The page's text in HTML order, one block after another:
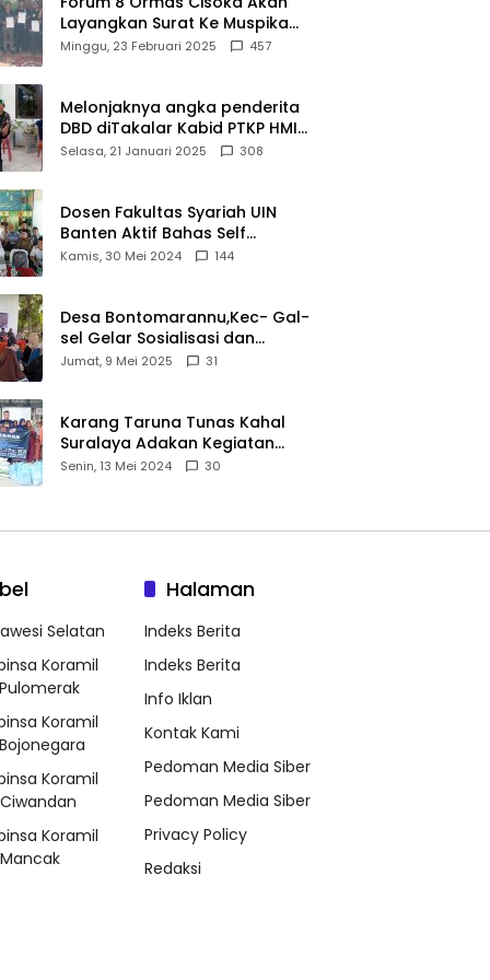
Layangkan Surat Ke Muspika
Atas Adanya Kantor Matel di
Minggu, 23 Februari 2025 457
Melonjaknya angka penderita
DBD diTakalar Kabid PTKP HMI
Cab.Takalar angkat bicara
Selasa, 21 Januari 2025 308
Dosen Fakultas Syariah UIN
Banten Aktif Bahas Self
Declare Halal dalam Forum
Kamis, 30 Mei 2024 144
Desa Bontomarannu,Kec- Gal-
sel Gelar Sosialisasi dan
Bimtek Pemutakhiran Data ID
Jumat, 9 Mei 2025 31
Karang Taruna Tunas Kahal
Suralaya Adakan Kegiatan
Bansos Terhadap Kaum
Senin, 13 Mei 2024 30
Selatan
Koramil
Koramil
Koramil
Koramil
Halaman
Indeks Berita
Indeks Berita
Info Iklan
Kontak Kami
Pedoman Media Siber
Pedoman Media Siber
Privacy Policy
Redaksi